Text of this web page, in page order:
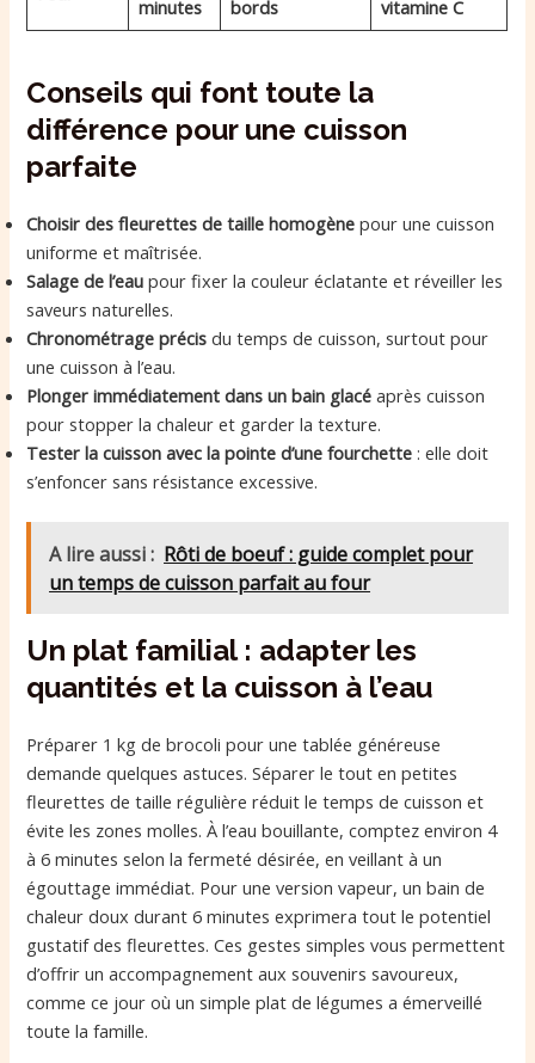
minutes
bords
vitamine C
Conseils qui font toute la
différence pour une cuisson
parfaite
Choisir des fleurettes de taille homogène pour une cuisson
uniforme et maîtrisée.
Salage de l’eau pour fixer la couleur éclatante et réveiller les
saveurs naturelles.
Chronométrage précis du temps de cuisson, surtout pour
une cuisson à l’eau.
Plonger immédiatement dans un bain glacé après cuisson
pour stopper la chaleur et garder la texture.
Tester la cuisson avec la pointe d’une fourchette : elle doit
s’enfoncer sans résistance excessive.
A lire aussi : Rôti de boeuf : guide complet pour
un temps de cuisson parfait au four
Un plat familial : adapter les
quantités et la cuisson à l’eau
Préparer 1 kg de brocoli pour une tablée généreuse
demande quelques astuces. Séparer le tout en petites
fleurettes de taille régulière réduit le temps de cuisson et
évite les zones molles. À l’eau bouillante, comptez environ 4
à 6 minutes selon la fermeté désirée, en veillant à un
égouttage immédiat. Pour une version vapeur, un bain de
chaleur doux durant 6 minutes exprimera tout le potentiel
gustatif des fleurettes. Ces gestes simples vous permettent
d’offrir un accompagnement aux souvenirs savoureux,
comme ce jour où un simple plat de légumes a émerveillé
toute la famille.